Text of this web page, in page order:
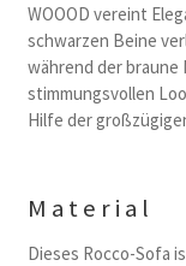
WOOOD vereint
schwarzen Beine
während der braune
stimmungsvollen
Hilfe der
Material
Dieses Rocco-Sofa